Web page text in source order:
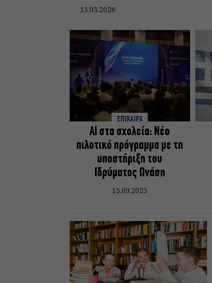
13.03.2026
ΕΠΙΚΑΙΡΑ
AI στα σχολεία: Νέο
πιλοτικό πρόγραμμα με τη
υποστήριξη του
Ιδρύματος Ωνάση
15.09.2025